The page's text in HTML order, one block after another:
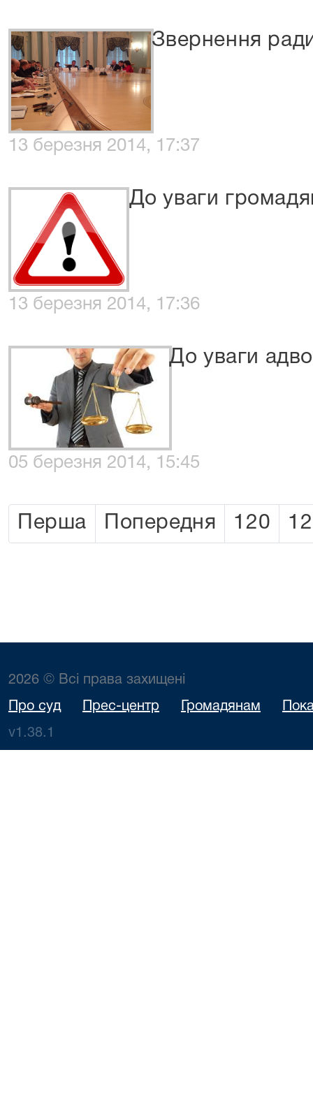
Звернення
13 березня 2014, 17:37
До уваги
13 березня 2014, 17:36
До уваги
05 березня 2014, 15:45
Перша Попередня 120
2026 © Всі права захищені
Про суд Прес-центр Громадянам
v1.38.1